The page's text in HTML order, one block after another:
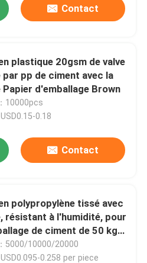
Contact
plastique 20gsm de valve
par pp de ciment avec la
Papier d'emballage Brown
10000pcs
0.18
Contact
polypropylène tissé avec
résistant à l'humidité, pour
de ciment de 50 kg
intensif)
5000/10000/20000
0.258 per piece